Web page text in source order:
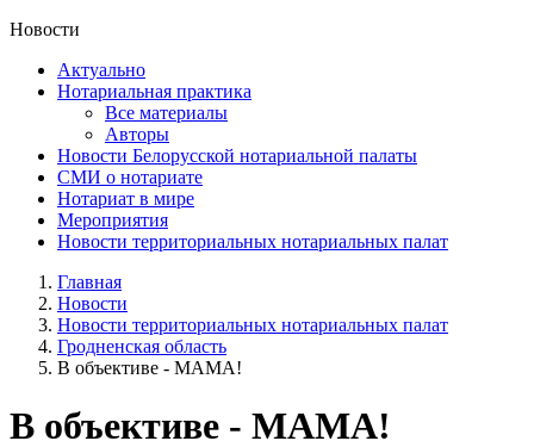
Новости
Актуально
Нотариальная практика
Все материалы
Авторы
Новости Белорусской нотариальной палаты
СМИ о нотариате
Нотариат в мире
Мероприятия
Новости территориальных нотариальных палат
Главная
Новости
Новости территориальных нотариальных палат
Гродненская область
В объективе - МАМА!
В объективе - МАМА!